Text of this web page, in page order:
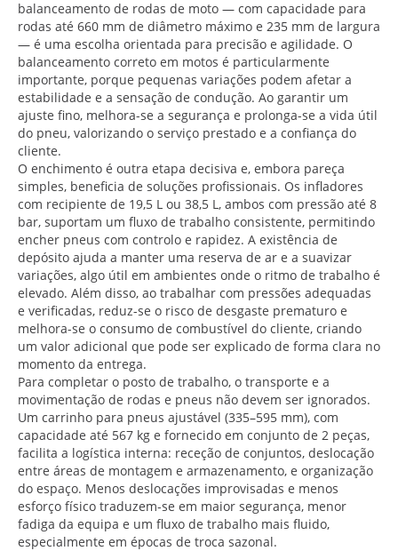
balanceamento de rodas de moto — com capacidade para
rodas até 660 mm de diâmetro máximo e 235 mm de largura
— é uma escolha orientada para precisão e agilidade. O
balanceamento correto em motos é particularmente
importante, porque pequenas variações podem afetar a
estabilidade e a sensação de condução. Ao garantir um
ajuste fino, melhora-se a segurança e prolonga-se a vida útil
do pneu, valorizando o serviço prestado e a confiança do
cliente.
O enchimento é outra etapa decisiva e, embora pareça
simples, beneficia de soluções profissionais. Os infladores
com recipiente de 19,5 L ou 38,5 L, ambos com pressão até 8
bar, suportam um fluxo de trabalho consistente, permitindo
encher pneus com controlo e rapidez. A existência de
depósito ajuda a manter uma reserva de ar e a suavizar
variações, algo útil em ambientes onde o ritmo de trabalho é
elevado. Além disso, ao trabalhar com pressões adequadas
e verificadas, reduz-se o risco de desgaste prematuro e
melhora-se o consumo de combustível do cliente, criando
um valor adicional que pode ser explicado de forma clara no
momento da entrega.
Para completar o posto de trabalho, o transporte e a
movimentação de rodas e pneus não devem ser ignorados.
Um carrinho para pneus ajustável (335–595 mm), com
capacidade até 567 kg e fornecido em conjunto de 2 peças,
facilita a logística interna: receção de conjuntos, deslocação
entre áreas de montagem e armazenamento, e organização
do espaço. Menos deslocações improvisadas e menos
esforço físico traduzem-se em maior segurança, menor
fadiga da equipa e um fluxo de trabalho mais fluido,
especialmente em épocas de troca sazonal.